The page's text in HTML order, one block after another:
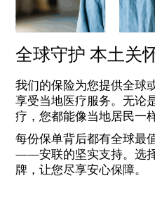
全球守护 本土关
我们的保险为您提供全球
享受当地医疗服务。无论
疗，您都能像当地居民一
每份保单背后都有全球最
——安联的坚实支持。选
牌，让您尽享安心保障。